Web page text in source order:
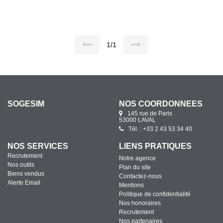
demeure. Bien rare et unique à la vente.
1/1
SOGESIM NOS COORDONNÉES
145 rue de Paris
53000 LAVAL
Tél. : +33 2 43 53 34 40
NOS SERVICES
Recrutement
Nos outils
Biens vendus
Alerte Email
LIENS PRATIQUES
Notre agence
Plan du site
Contactez-nous
Mentions
Politique de confidentialité
Nos honoraires
Recrutement
Nos partenaires